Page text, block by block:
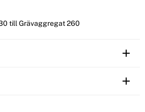
till Grävaggregat 260